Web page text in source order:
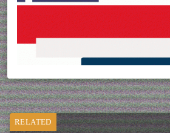
RELATED